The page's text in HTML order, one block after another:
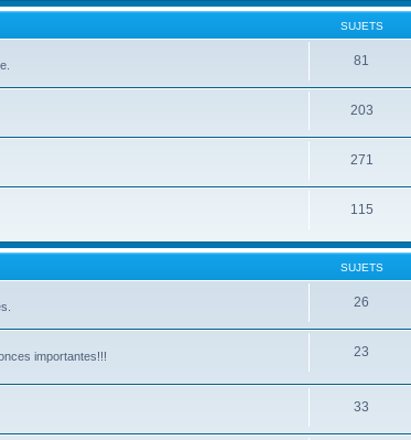
SUJETS
81
203
271
115
SUJETS
26
importantes!!!
23
33